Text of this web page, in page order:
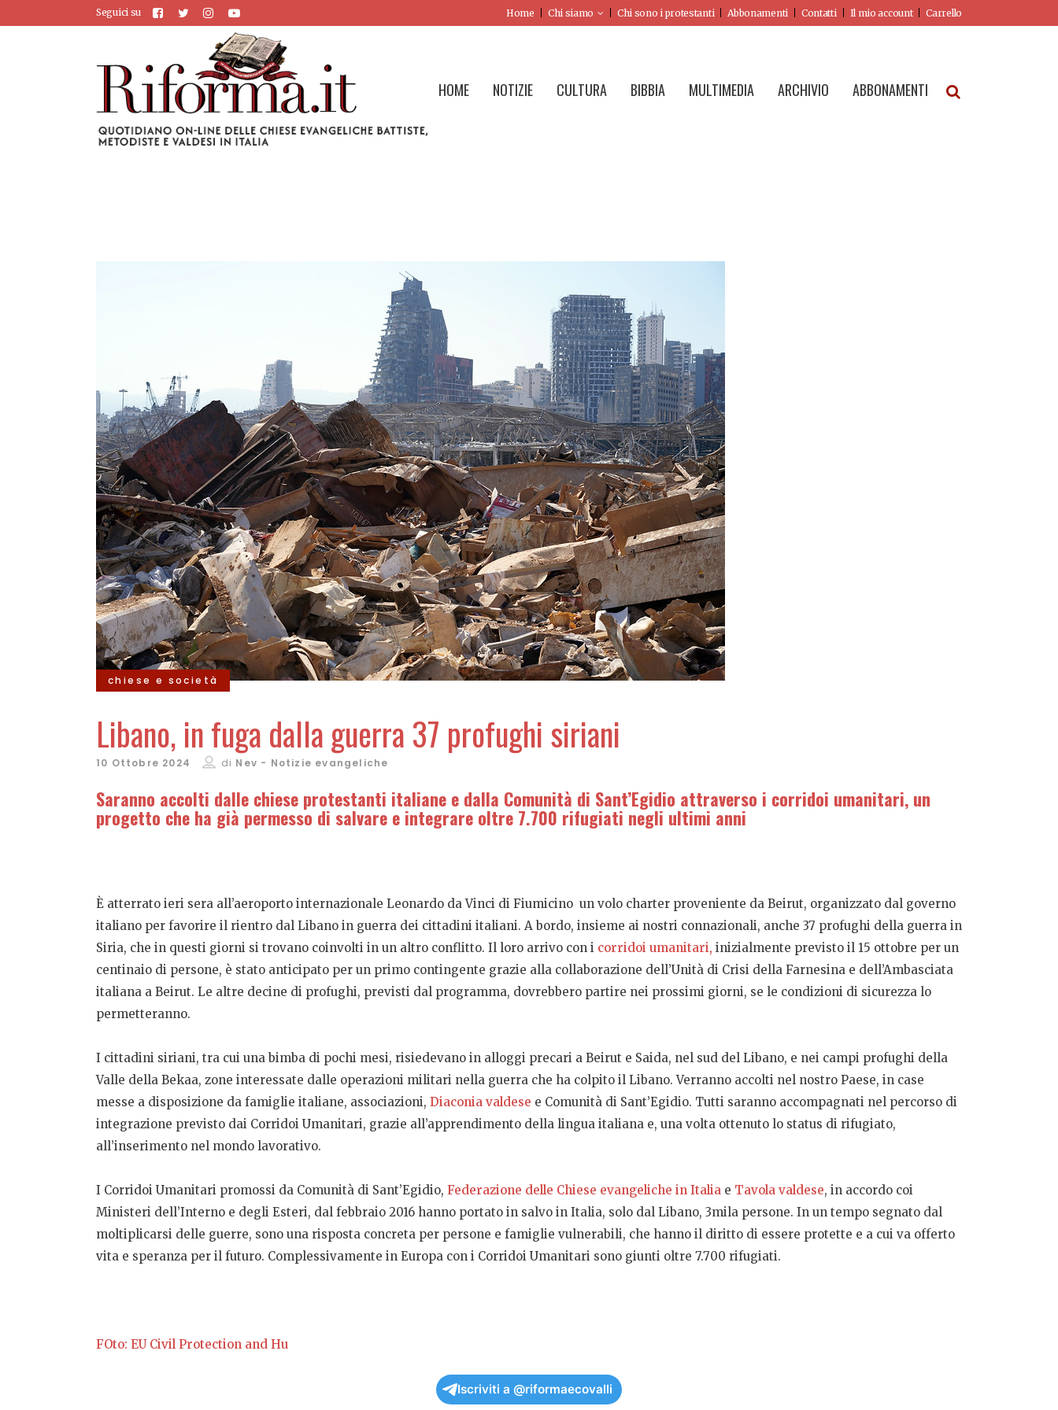
Seguici su Home Chi siamo Chi sono i protestanti Abbonamenti Contatti Il mio account Carrello
HOME NOTIZIE CULTURA BIBBIA MULTIMEDIA ARCHIVIO ABBONAMENTI
chiese e società
Libano, in fuga dalla guerra 37 profughi siriani
10 Ottobre 2024 di Nev - Notizie evangeliche
Saranno accolti dalle chiese protestanti italiane e dalla Comunità di Sant’Egidio attraverso i corridoi umanitari, un
progetto che ha già permesso di salvare e integrare oltre 7.700 rifugiati negli ultimi anni
È atterrato ieri sera all’aeroporto internazionale Leonardo da Vinci di Fiumicino un volo charter proveniente da Beirut, organizzato dal governo
italiano per favorire il rientro dal Libano in guerra dei cittadini italiani. A bordo, insieme ai nostri connazionali, anche 37 profughi della guerra in
Siria, che in questi giorni si trovano coinvolti in un altro conflitto. Il loro arrivo con i corridoi umanitari, inizialmente previsto il 15 ottobre per un
centinaio di persone, è stato anticipato per un primo contingente grazie alla collaborazione dell’Unità di Crisi della Farnesina e dell’Ambasciata
italiana a Beirut. Le altre decine di profughi, previsti dal programma, dovrebbero partire nei prossimi giorni, se le condizioni di sicurezza lo
permetteranno.
I cittadini siriani, tra cui una bimba di pochi mesi, risiedevano in alloggi precari a Beirut e Saida, nel sud del Libano, e nei campi profughi della
Valle della Bekaa, zone interessate dalle operazioni militari nella guerra che ha colpito il Libano. Verranno accolti nel nostro Paese, in case
messe a disposizione da famiglie italiane, associazioni, Diaconia valdese e Comunità di Sant’Egidio. Tutti saranno accompagnati nel percorso di
integrazione previsto dai Corridoi Umanitari, grazie all’apprendimento della lingua italiana e, una volta ottenuto lo status di rifugiato,
all’inserimento nel mondo lavorativo.
I Corridoi Umanitari promossi da Comunità di Sant’Egidio, Federazione delle Chiese evangeliche in Italia e Tavola valdese, in accordo coi
Ministeri dell’Interno e degli Esteri, dal febbraio 2016 hanno portato in salvo in Italia, solo dal Libano, 3mila persone. In un tempo segnato dal
moltiplicarsi delle guerre, sono una risposta concreta per persone e famiglie vulnerabili, che hanno il diritto di essere protette e a cui va offerto
vita e speranza per il futuro. Complessivamente in Europa con i Corridoi Umanitari sono giunti oltre 7.700 rifugiati.
FOto: EU Civil Protection and Hu
Iscriviti a @riformaecovalli